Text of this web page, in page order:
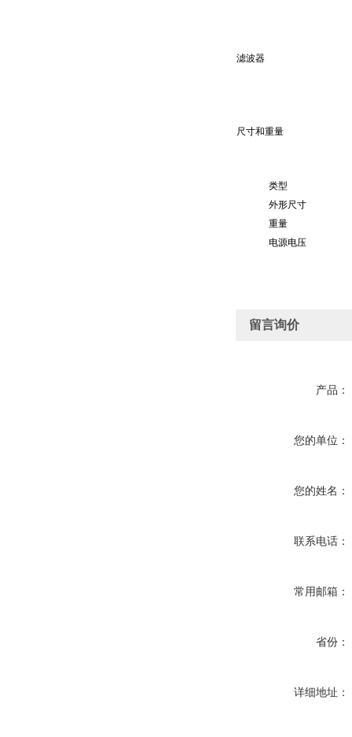
滤波器
尺寸和重量
类型
外形尺寸
重量
电源电压
留言询价
产品：
您的单位：
您的姓名：
联系电话：
常用邮箱：
省份：
详细地址：